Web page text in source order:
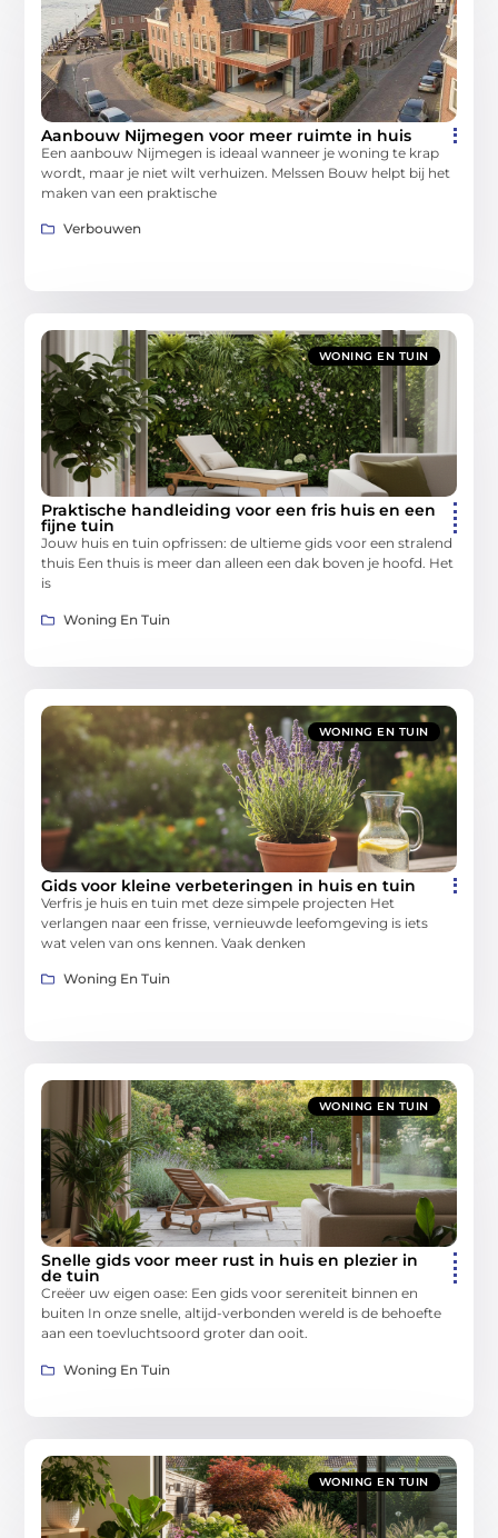
Aanbouw Nijmegen voor meer ruimte in huis
Een aanbouw Nijmegen is ideaal wanneer je woning te krap
wordt, maar je niet wilt verhuizen. Melssen Bouw helpt bij het
maken van een praktische
Verbouwen
WONING EN TUIN
Praktische handleiding voor een fris huis en een
fijne tuin
Jouw huis en tuin opfrissen: de ultieme gids voor een stralend
thuis Een thuis is meer dan alleen een dak boven je hoofd. Het
is
Woning En Tuin
WONING EN TUIN
Gids voor kleine verbeteringen in huis en tuin
Verfris je huis en tuin met deze simpele projecten Het
verlangen naar een frisse, vernieuwde leefomgeving is iets
wat velen van ons kennen. Vaak denken
Woning En Tuin
WONING EN TUIN
Snelle gids voor meer rust in huis en plezier in
de tuin
Creëer uw eigen oase: Een gids voor sereniteit binnen en
buiten In onze snelle, altijd-verbonden wereld is de behoefte
aan een toevluchtsoord groter dan ooit.
Woning En Tuin
WONING EN TUIN